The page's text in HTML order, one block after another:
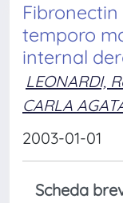
temporo
internal
LEONARDI,
CARLA
2003-01-01
Scheda